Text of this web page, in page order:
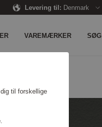
Levering til: Denmark
VAREMÆRKER SØG
til forskellige